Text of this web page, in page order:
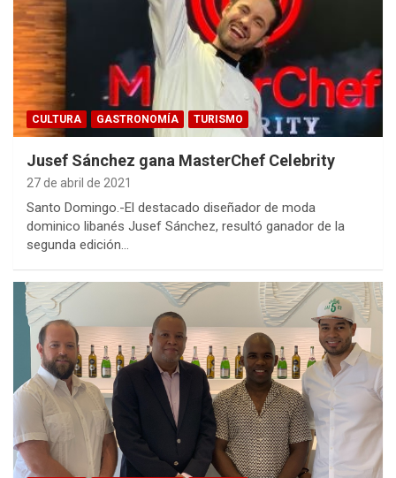
CULTURA GASTRONOMÍA TURISMO
Jusef Sánchez gana MasterChef Celebrity
27 de abril de 2021
Santo Domingo.-El destacado diseñador de moda
dominico libanés Jusef Sánchez, resultó ganador de la
segunda edición…